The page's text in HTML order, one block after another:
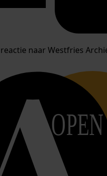
naar Westfries
OPEN